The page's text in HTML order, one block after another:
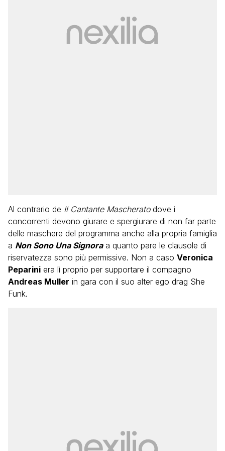
Al contrario de Il Cantante Mascheratodove i
concorrenti devono giurare e spergiurare di non far parte
delle maschere del programma anche alla propria famiglia
a Non Sono Una Signoraa quanto pare le clausole di
riservatezza sono più permissive. Non a caso Veronica
Peparini era lì proprio per supportare il compagno
Andreas Muller in gara con il suo alter ego drag She
Funk.